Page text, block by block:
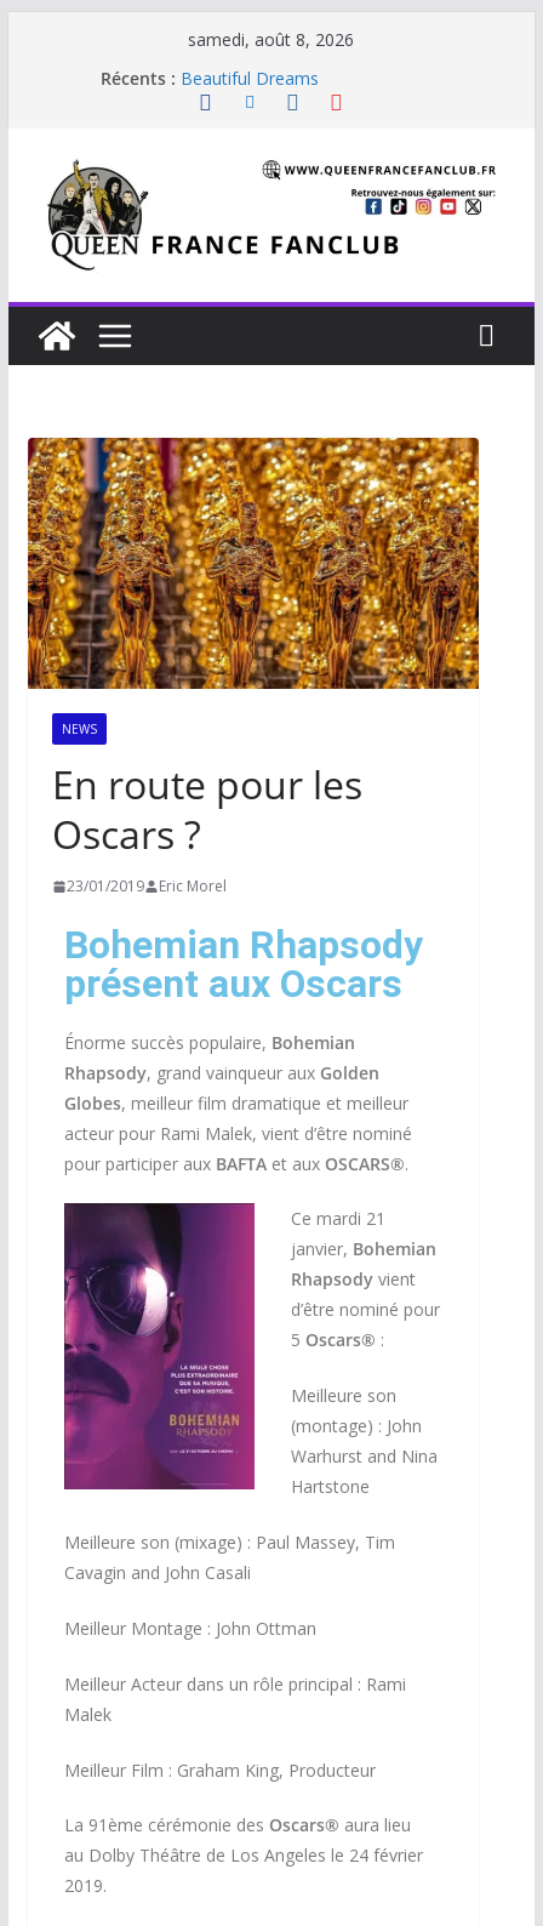
samedi, août 8, 2026
Récents : Beautiful Dreams
Glouttons For Punishment (1981)
Je vis avec Freddie Mercury
NEWS
En route pour les
Oscars ?
23/01/2019 Eric Morel
Bohemian Rhapsody
présent aux Oscars
Énorme succès populaire, Bohemian
Rhapsody, grand vainqueur aux Golden
Globes, meilleur film dramatique et meilleur
acteur pour Rami Malek, vient d’être nominé
pour participer aux BAFTAet aux OSCARS®.
Ce mardi 21
janvier, Bohemian
Rhapsodyvient
d’être nominé pour
5 Oscars® :
Meilleure son
(montage) : John
Warhurst and Nina
Hartstone
Meilleure son (mixage) : Paul Massey, Tim
Cavagin and John Casali
Meilleur Montage : John Ottman
Meilleur Acteur dans un rôle principal : Rami
Malek
Meilleur Film : Graham King, Producteur
La 91ème cérémonie des Oscars® aura lieu
au Dolby Théâtre de Los Angeles le 24 février
2019.